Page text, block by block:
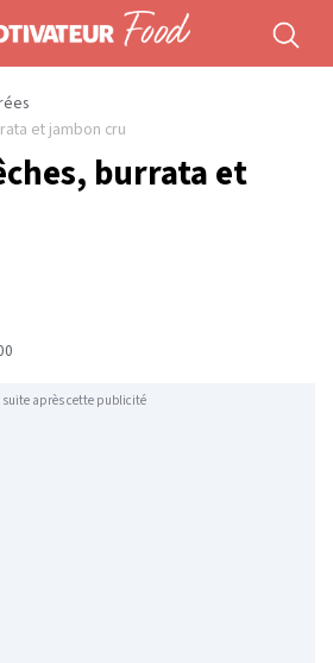
et jambon cru
burrata et
suite après cette publicité